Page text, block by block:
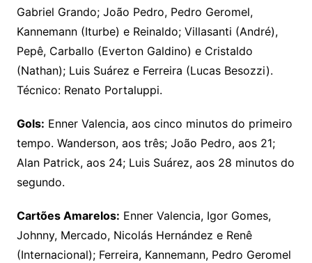
Gabriel Grando; João Pedro, Pedro Geromel,
Kannemann (Iturbe) e Reinaldo; Villasanti (André),
Pepê, Carballo (Everton Galdino) e Cristaldo
(Nathan); Luis Suárez e Ferreira (Lucas Besozzi).
Técnico: Renato Portaluppi.
Gols: Enner Valencia, aos cinco minutos do primeiro
tempo. Wanderson, aos três; João Pedro, aos 21;
Alan Patrick, aos 24; Luis Suárez, aos 28 minutos do
segundo.
Cartões Amarelos: Enner Valencia, Igor Gomes,
Johnny, Mercado, Nicolás Hernández e Renê
(Internacional); Ferreira, Kannemann, Pedro Geromel